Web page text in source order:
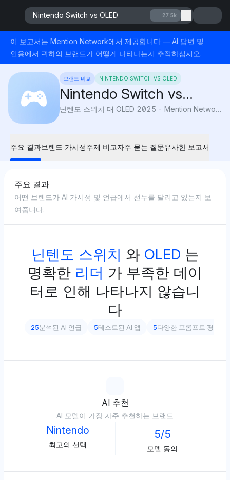
Nintendo Switch vs OLED 27.5k
이 보고서는 Mention Network에서 제공합니다 — AI 답변 및
인용에서 귀하의 브랜드가 어떻게 나타나는지 추적하십시오.
브랜드 비교 NINTENDO SWITCH VS OLED
Nintendo Switch vs
OLED
닌텐도 스위치 대 OLED 2025 - Mention Network: AI 가시성이 화면 품질, 기능 및 휴대성을 비교하여 어떤 콘솔이 더 나은 경험을 제공하는지 밝혀냅니다.
주요 결과브랜드 가시성주제 비교자주 묻는 질문유사한 보고서
주요 결과
어떤 브랜드가 AI 가시성 및 언급에서 선두를 달리고 있는지 보
여줍니다.
닌텐도 스위치 와 OLED 는
명확한 리더 가 부족한 데이
터로 인해 나타나지 않습니
다
25분석된 AI 언급 5테스트된 AI 앱 5다양한 프롬프트 평가
AI 추천
AI 모델이 가장 자주 추천하는 브랜드
Nintendo
최고의 선택
5/5
모델 동의